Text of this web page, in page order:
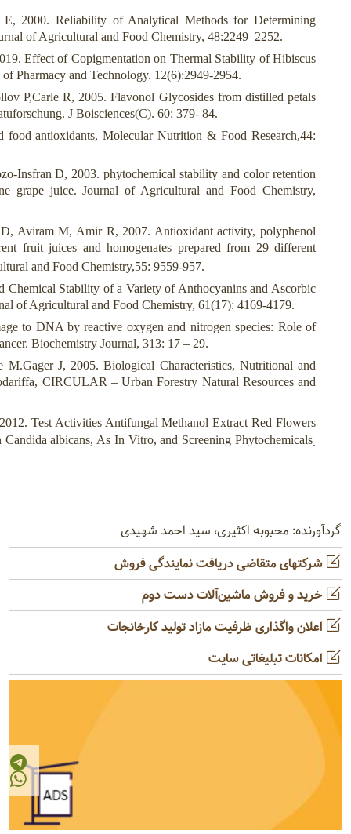
E, 2000. Reliability of Analytical Methods for Determining
of Agricultural and Food Chemistry, 48:2249–2252.
Effect of Copigmentation on Thermal Stability of Hibiscus
Pharmacy and Technology. 12(6):2949-2954.
P,Carle R, 2005. Flavonol Glycosides from distilled petals
J Boisciences(C). 60: 379- 84.
antioxidants, Molecular Nutrition & Food Research,44:
Insfran D, 2003. phytochemical stability and color retention
grape juice. Journal of Agricultural and Food Chemistry,
Aviram M, Amir R, 2007. Antioxidant activity, polyphenol
fruit juices and homogenates prepared from 29 different
and Food Chemistry,55: 9559-957.
Stability of a Variety of Anthocyanins and Ascorbic
of Agricultural and Food Chemistry, 61(17): 4169-4179.
to DNA by reactive oxygen and nitrogen species: Role of
Biochemistry Journal, 313: 17 – 29.
J, 2005. Biological Characteristics, Nutritional and
CIRCULAR – Urban Forestry Natural Resources and
Test Activities Antifungal Methanol Extract Red Flowers
Candida albicans, As In Vitro, and Screening Phytochemicals.
گردآورنده: محبوبه اکثیری، سید احمد شهیدی
شرکتهای متقاضی دریافت نمایندگی فروش
خرید و فروش ماشین‌آلات دست دوم
اعلان واگذاری ظرفیت مازاد تولید کارخانجات
امکانات تبلیغاتی سایت